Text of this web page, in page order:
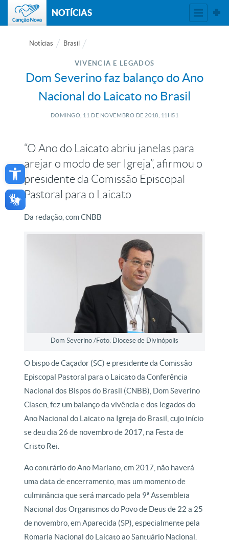
Open toolbar
NOTÍCIAS
Notícias Brasil
VIVÊNCIA E LEGADOS
Dom Severino faz balanço do Ano
Nacional do Laicato no Brasil
DOMINGO, 11 DE NOVEMBRO DE 2018, 11H51
“O Ano do Laicato abriu janelas para
arejar o modo de ser Igreja”, afirmou o
presidente da Comissão Episcopal
Pastoral para o Laicato
Da redação, com CNBB
Dom Severino /Foto: Diocese de Divinópolis
O bispo de Caçador (SC) e presidente da Comissão
Episcopal Pastoral para o Laicato da Conferência
Nacional dos Bispos do Brasil (CNBB), Dom Severino
Clasen, fez um balanço da vivência e dos legados do
Ano Nacional do Laicato na Igreja do Brasil, cujo início
se deu dia 26 de novembro de 2017, na Festa de
Cristo Rei.
Ao contrário do Ano Mariano, em 2017, não haverá
uma data de encerramento, mas um momento de
culminância que será marcado pela 9ª Assembleia
Nacional dos Organismos do Povo de Deus de 22 a 25
de novembro, em Aparecida (SP), especialmente pela
Romaria Nacional do Laicato ao Santuário Nacional.